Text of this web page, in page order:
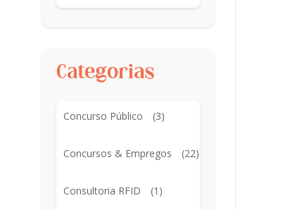
Categorias
Concurso Público (3)
Concursos & Empregos (22)
Consultoria RFID (1)